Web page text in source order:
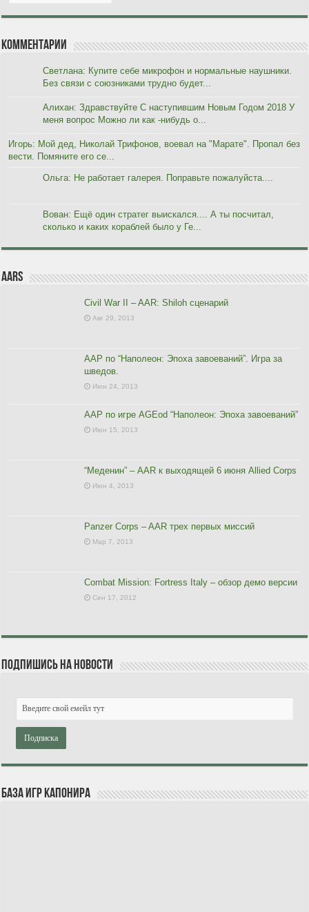
Комментарии
Светлана: Купите себе микрофон и нормальные наушники.
Без связи с союзниками трудно будет...
Алихан: Здравствуйте С наступившим Новым Годом 2018 У
меня вопрос Можно ли как -нибудь о...
Игорь: Мой дед, Николай Трифонов, воевал на "Марате". Пропал без
вести. Помяните его се...
Ольга: Не работает галерея. Поправьте пожалуйста....
Вован: Ещё один стратег выискался.... А ты посчитал,
сколько и каких кораблей было у Ге...
AARs
Civil War II – AAR: Shiloh сценарий
Авг 29, 2013
ААР по “Наполеон: Эпоха завоеваний”. Игра за
шведов.
Июн 24, 2013
ААР по игре AGEod “Наполеон: Эпоха завоеваний”
Июн 15, 2013
“Меденин” – AAR к выходящей 6 июня Allied Corps
Июн 4, 2013
Panzer Corps – AAR трех первых миссий
Мар 7, 2013
Combat Mission: Fortress Italy – обзор демо версии
Сен 17, 2012
Подпишись на новости
База игр Капонира